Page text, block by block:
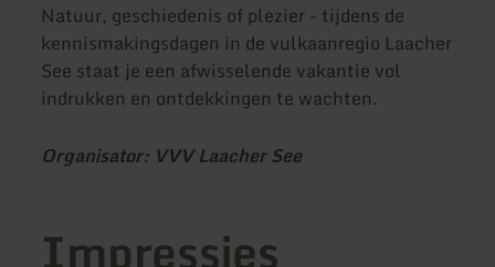
Natuur, geschiedenis of plezier - tijdens de
kennismakingsdagen in de vulkaanregio Laacher
See staat je een afwisselende vakantie vol
indrukken en ontdekkingen te wachten.
Organisator: VVV Laacher See
Impressies